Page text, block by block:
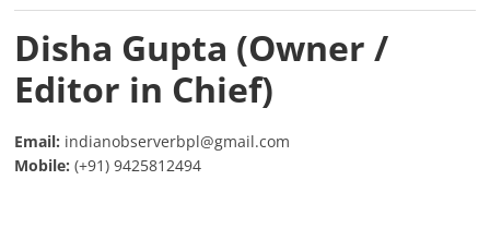
Disha Gupta (Owner /
Editor in Chief)
Email: indianobserverbpl@gmail.com
Mobile: (+91) 9425812494